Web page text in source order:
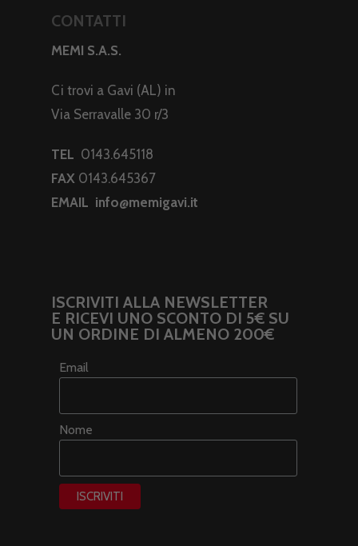
CONTATTI
MEMI S.A.S.
Ci trovi a Gavi (AL) in
Via Serravalle 30 r/3
TEL 0143.645118
FAX 0143.645367
EMAIL info@memigavi.it
ISCRIVITI ALLA NEWSLETTER
E RICEVI UNO SCONTO DI 5€ SU
UN ORDINE DI ALMENO 200€
Email
Nome